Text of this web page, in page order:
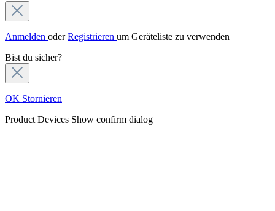
Anmelden oderRegistrieren um Geräteliste zu verwenden
Bist du sicher?
OK Stornieren
Product Devices Show confirm dialog